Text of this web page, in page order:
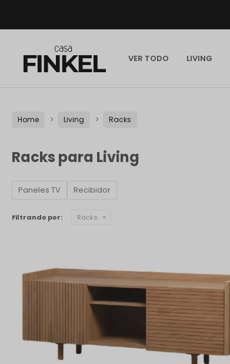
VER TODO LIVING
Home Living Racks
Racks para Living
Paneles TV Recibidor
Filtrando por: Racks